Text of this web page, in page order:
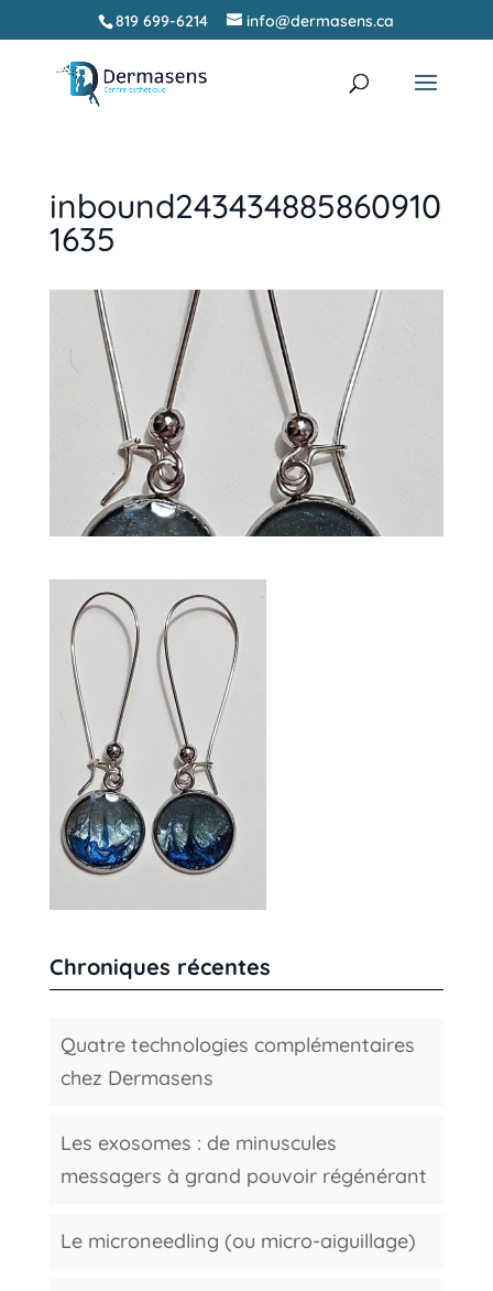
819 699-6214 info@dermasens.ca
inbound243434885860910
1635
Chroniques récentes
Quatre technologies complémentaires
chez Dermasens
Les exosomes : de minuscules
messagers à grand pouvoir régénérant
Le microneedling (ou micro-aiguillage)